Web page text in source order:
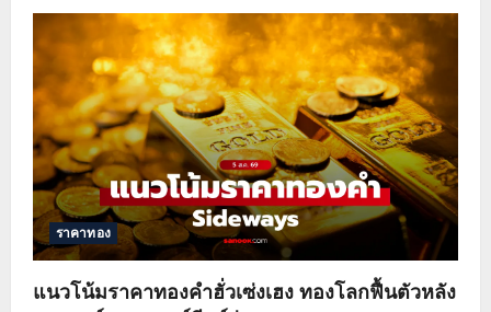
ราคาทอง
แนวโน้มราคาทองคำฮั่วเซ่งเฮง ทองโลกฟื้นตัวหลัง